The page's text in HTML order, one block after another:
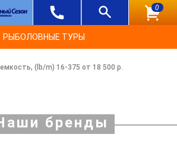
0
РЫБОЛОВНЫЕ ТУРЫ
(lb/m) 16-375 от 18 500 р.
бренды